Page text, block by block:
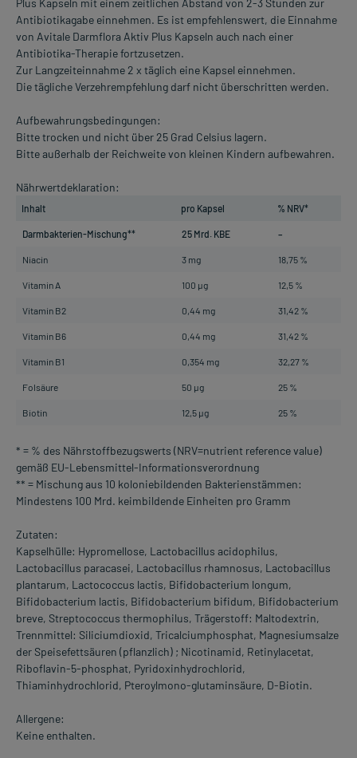
Plus Kapseln mit einem zeitlichen Abstand von 2-3 Stunden zur
Antibiotikagabe einnehmen. Es ist empfehlenswert, die Einnahme
von Avitale Darmflora Aktiv Plus Kapseln auch nach einer
Antibiotika-Therapie fortzusetzen.
Zur Langzeiteinnahme 2 x täglich eine Kapsel einnehmen.
Die tägliche Verzehrempfehlung darf nicht überschritten werden.
Aufbewahrungsbedingungen:
Bitte trocken und nicht über 25 Grad Celsius lagern.
Bitte außerhalb der Reichweite von kleinen Kindern aufbewahren.
Nährwertdeklaration:
Inhalt pro Kapsel % NRV*
Darmbakterien-Mischung** 25 Mrd. KBE –
Niacin 3 mg 18,75 %
Vitamin A 100 µg 12,5 %
Vitamin B2 0,44 mg 31,42 %
Vitamin B6 0,44 mg 31,42 %
Vitamin B1 0,354 mg 32,27 %
Folsäure 50 µg 25 %
Biotin 12,5 µg 25 %
* = % des Nährstoffbezugswerts (NRV=nutrient reference value)
gemäß EU-Lebensmittel-Informationsverordnung
** = Mischung aus 10 koloniebildenden Bakterienstämmen:
Mindestens 100 Mrd. keimbildende Einheiten pro Gramm
Zutaten:
Kapselhülle: Hypromellose, Lactobacillus acidophilus,
Lactobacillus paracasei, Lactobacillus rhamnosus, Lactobacillus
plantarum, Lactococcus lactis, Bifidobacterium longum,
Bifidobacterium lactis, Bifidobacterium bifidum, Bifidobacterium
breve, Streptococcus thermophilus, Trägerstoff: Maltodextrin,
Trennmittel: Siliciumdioxid, Tricalciumphosphat, Magnesiumsalze
der Speisefettsäuren (pflanzlich) ; Nicotinamid, Retinylacetat,
Riboflavin-5-phosphat, Pyridoxinhydrochlorid,
Thiaminhydrochlorid, Pteroylmono-glutaminsäure, D-Biotin.
Allergene:
Keine enthalten.